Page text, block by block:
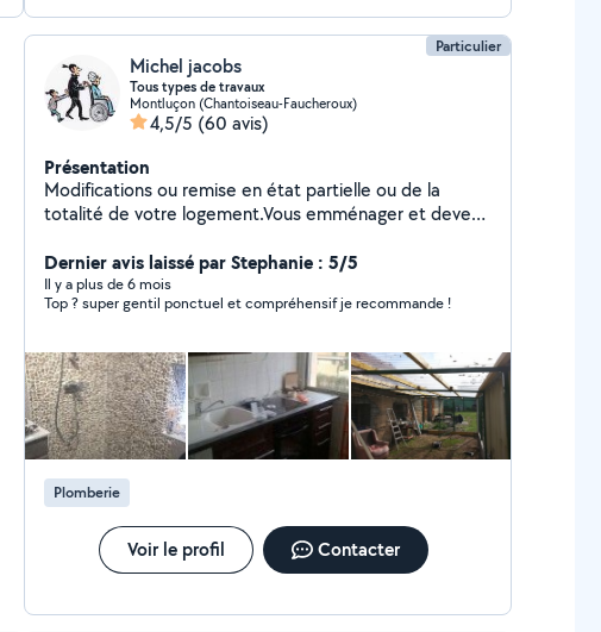
Particulier
Michel jacobs
Tous types de travaux
Montluçon (Chantoiseau-Faucheroux)
4,5/5 (60 avis)
Présentation
Modifications ou remise en état partielle ou de la
totalité de votre logement.Vous emménager et devez :
calicots, enduits, tapisserie, peinture et plein autre
chose Demandé je réponds à toutes vos demandes
Dernier avis laissé par Stephanie : 5/5
Il y a plus de 6 mois
Top ? super gentil ponctuel et compréhensif je recommande !
Plomberie
Voir le profil Contacter